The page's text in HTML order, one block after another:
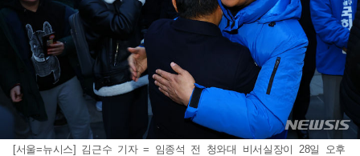
[서울=뉴시스] 김근수 기자 = 임종석 전 청와대 비서실장이 28일 오후